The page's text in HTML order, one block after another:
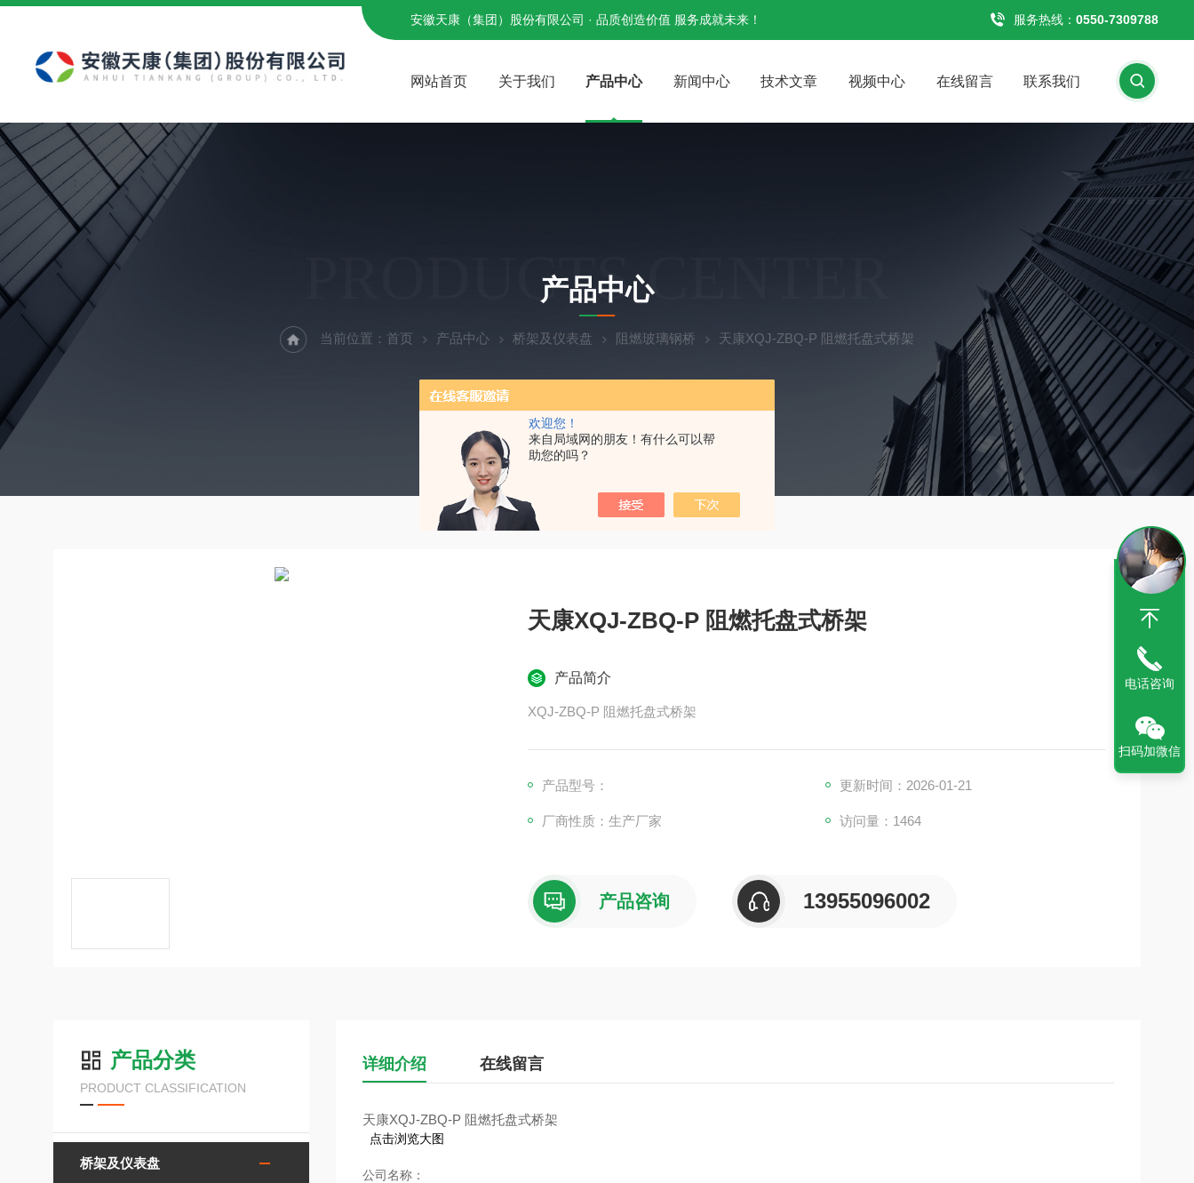
欢迎您！
来自局域网的朋友！有什么可以帮
助您的吗？
安徽天康（集团）股份有限公司 · 品质创造价值 服务成就未来！ 服务热线： 0550-7309788
网站首页 关于我们 产品中心 新闻中心 技术文章 视频中心 在线留言 联系我们
PRODUCTS CENTER
产品中心
当前位置： 首页 产品中心 桥架及仪表盘 阻燃玻璃钢桥 天康XQJ-ZBQ-P 阻燃托盘式桥架
天康XQJ-ZBQ-P 阻燃托盘式桥架
产品简介
XQJ-ZBQ-P 阻燃托盘式桥架
产品型号： 更新时间：2026-01-21
厂商性质：生产厂家 访问量：1464
产品咨询 13955096002
产品分类
PRODUCT CLASSIFICATION
桥架及仪表盘
详细介绍 在线留言
天康XQJ-ZBQ-P 阻燃托盘式桥架
点击浏览大图
公司名称：
电话咨询
扫码加微信